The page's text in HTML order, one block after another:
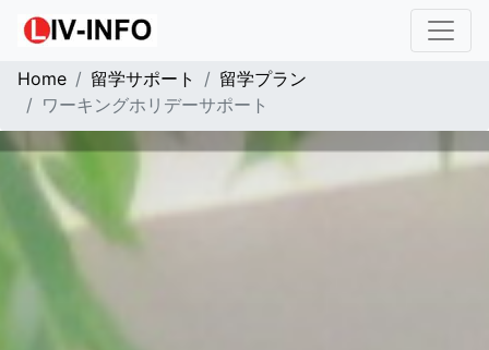
Home 留学サポート
留学プラン
ワーキングホリデーサポート